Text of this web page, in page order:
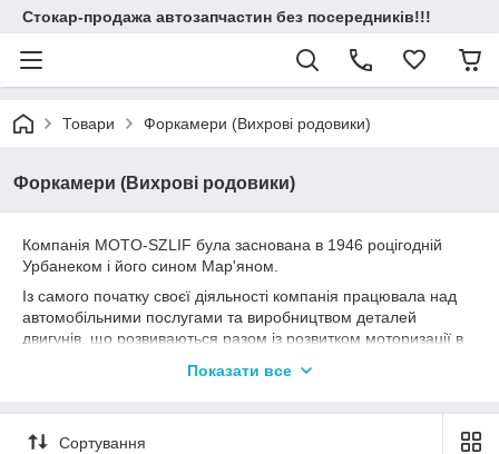
Стокар-продажа автозапчастин без посередників!!!
Товари Форкамери (Вихрові родовики)
Форкамери (Вихрові родовики)
Компанія MOTO-SZLIF була заснована в 1946 роцігодній
Урбанеком і його сином Мар'яном.
Із самого початку своєї діяльності компанія працювала над
автомобільними послугами та виробництвом деталей
двигунів, що розвиваються разом із розвитком моторизації в
із партнерою Р. Урбанека-Ліччинська (Внучка засновника
Високий рівень наданих послуг підтверджується
Показати все
Сортування